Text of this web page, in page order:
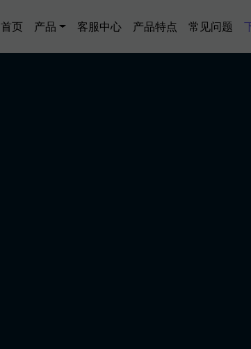
Main navigation
首页 产品 客服中心 产品特点 常见问题